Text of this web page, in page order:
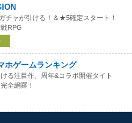
チャが引ける！＆★5確定スタート！
RPG
ホゲームランキング
る注目作、周年&コラボ開催タイト
全網羅！